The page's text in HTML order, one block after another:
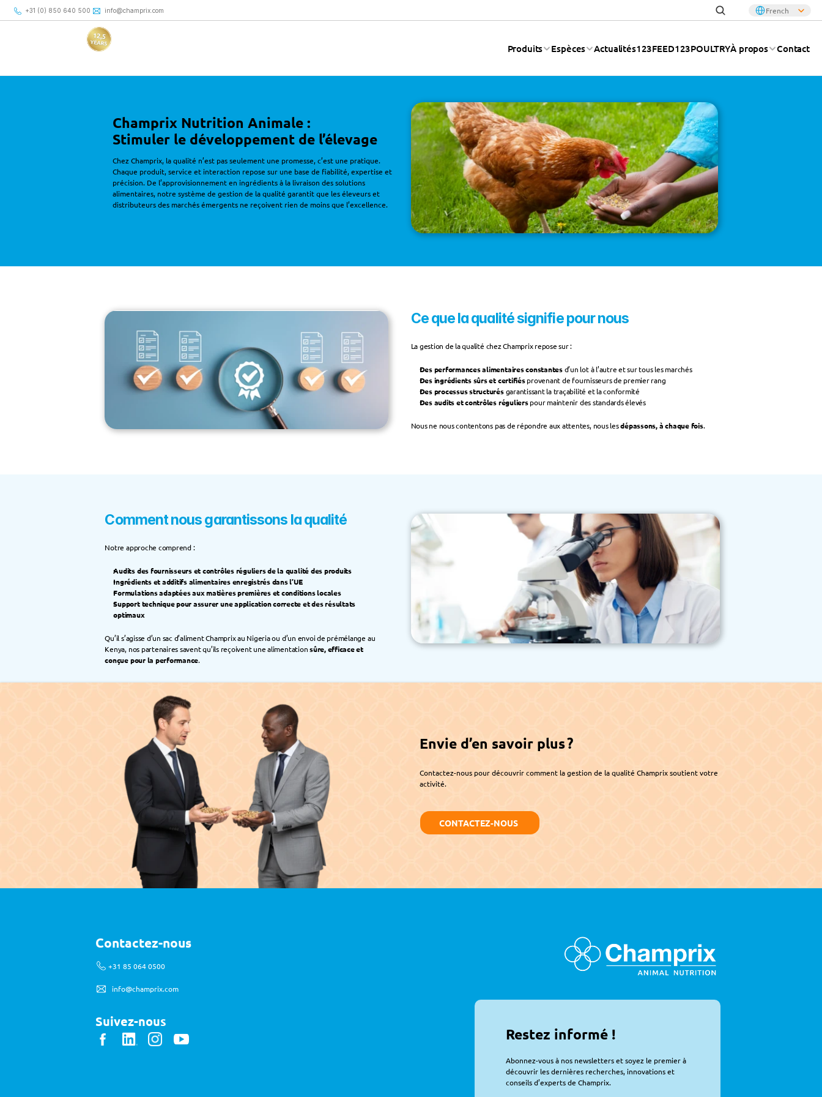
+31 (0) 850 640 500 info@champrix.com Select Language Select Language
French
+31 (0) 850 640 500 info@champrix.com
Produits Espèces Actualités123FEED123POULTRYÀ propos Contact
Champrix Nutrition Animale :
Stimuler le développement de l’élevage
Chez Champrix, la qualité n’est pas seulement une promesse, c’est une pratique.
Chaque produit, service et interaction repose sur une base de fiabilité, expertise et
précision. De l’approvisionnement en ingrédients à la livraison des solutions
alimentaires, notre système de gestion de la qualité garantit que les éleveurs et
distributeurs des marchés émergents ne reçoivent rien de moins que l’excellence.
Ce que la qualité signifie pour nous
La gestion de la qualité chez Champrix repose sur :
Des performances alimentaires constantes d’un lot à l’autre et sur tous les marchés
Des ingrédients sûrs et certifiés provenant de fournisseurs de premier rang
Des processus structurés garantissant la traçabilité et la conformité
Des audits et contrôles réguliers pour maintenir des standards élevés
Nous ne nous contentons pas de répondre aux attentes, nous les dépassons, à chaque fois.
Comment nous garantissons la qualité
Notre approche comprend :
Audits des fournisseurs et contrôles réguliers de la qualité des produits
Ingrédients et additifs alimentaires enregistrés dans l’UE
Formulations adaptées aux matières premières et conditions locales
Support technique pour assurer une application correcte et des résultats
optimaux
Qu’il s’agisse d’un sac d’aliment Champrix au Nigeria ou d’un envoi de prémélange au
Kenya, nos partenaires savent qu’ils reçoivent une alimentation sûre, efficace et
conçue pour la performance.
Envie d’en savoir plus ?
Contactez-nous pour découvrir comment la gestion de la qualité Champrix soutient votre
activité.
CONTACTEZ-NOUS
Contactez-nous
Restez informé !
Abonnez-vous à nos newsletters et soyez le premier à
découvrir les dernières recherches, innovations et
conseils d’experts de Champrix.
Suivez-nous
info@champrix.com
+31 85 064 0500